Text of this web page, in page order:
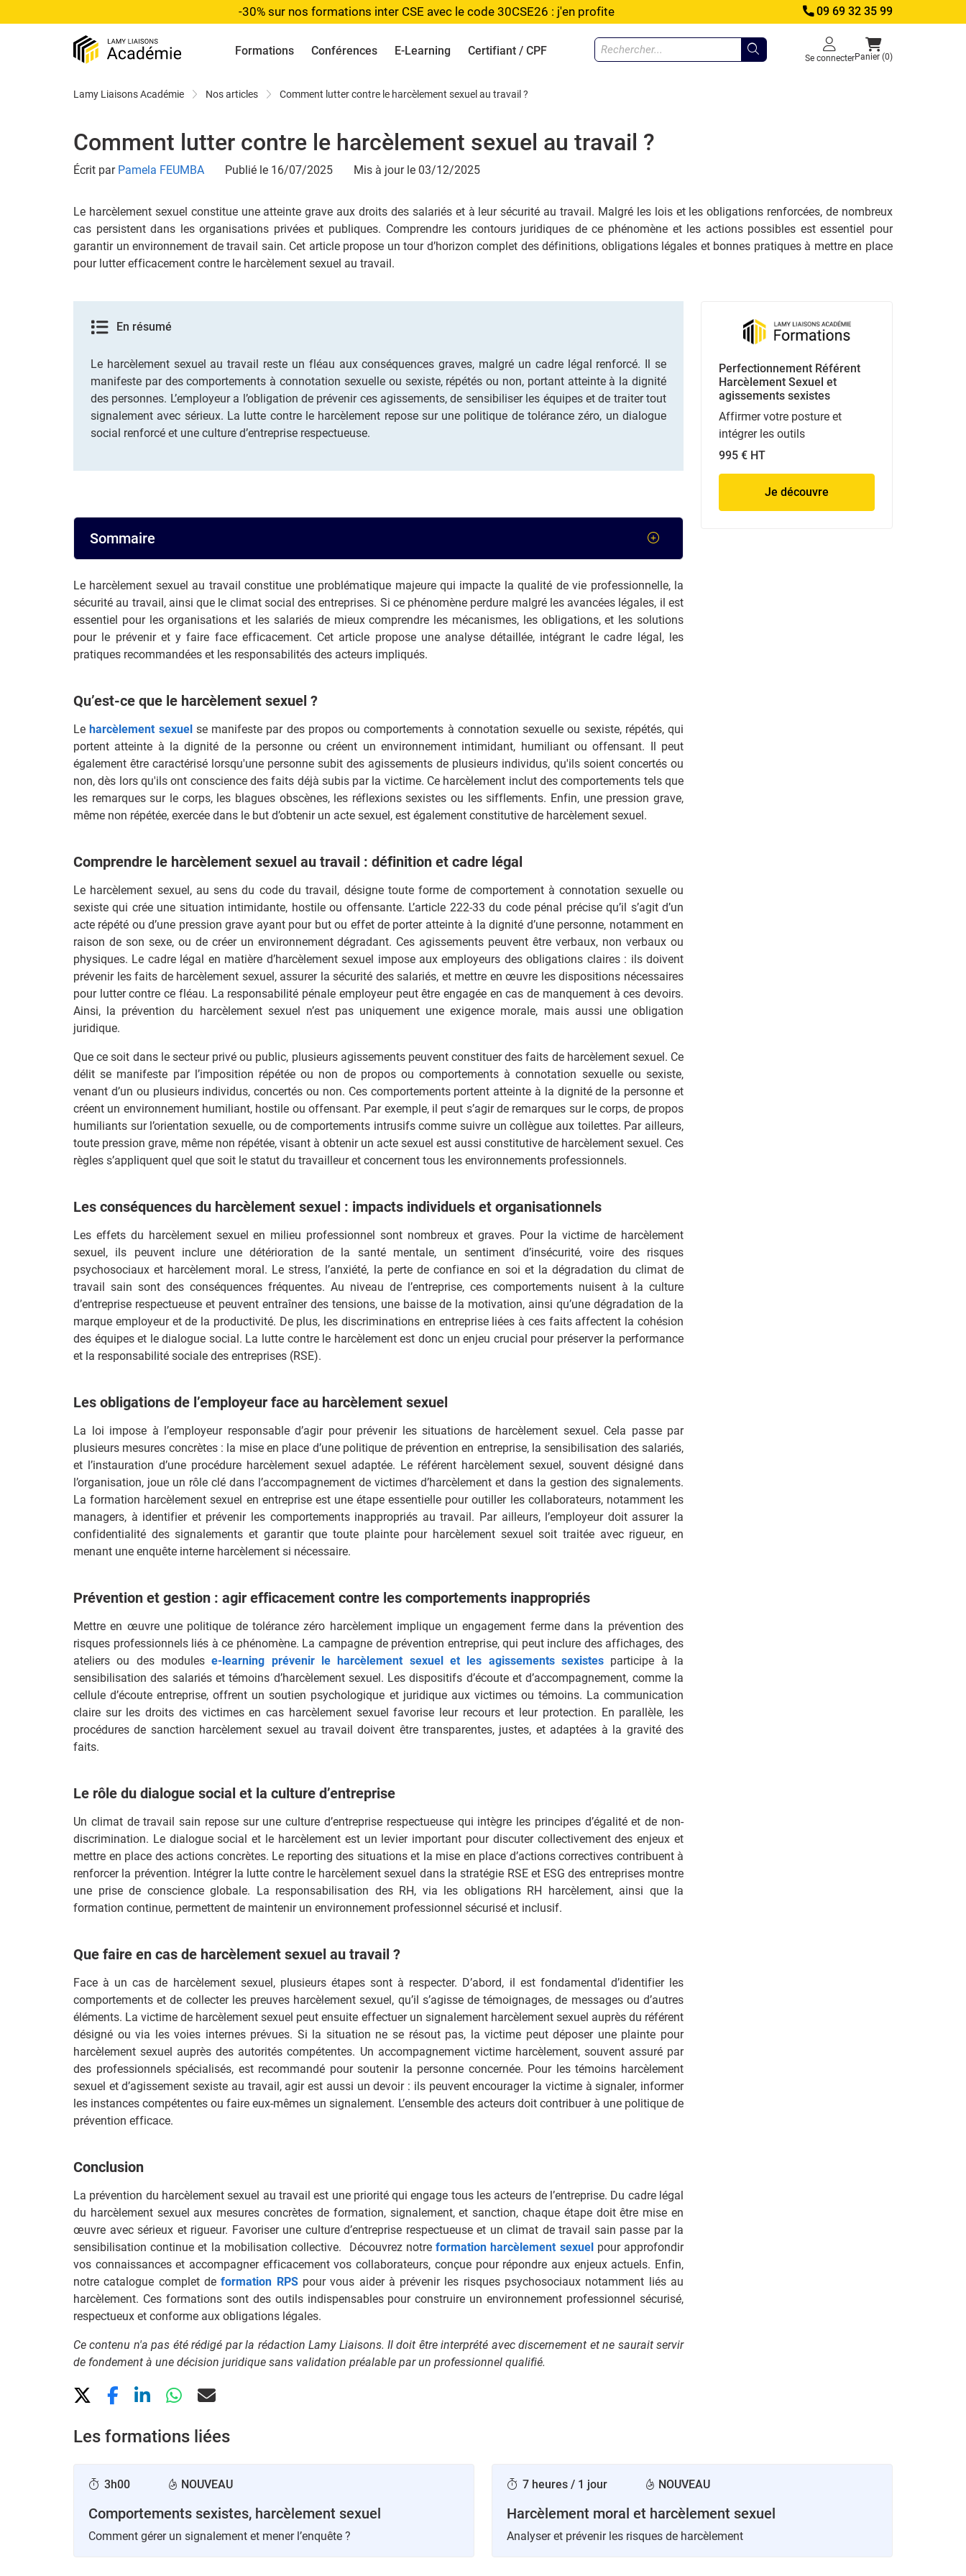
-30% sur nos formations inter CSE avec le code 30CSE26 : j'en profite 09 69 32 35 99
Formations Conférences E-Learning Certifiant / CPF
Se connecterPanier (0)
Lamy Liaisons Académie Nos articles Comment lutter contre le harcèlement sexuel au travail ?
Comment lutter contre le harcèlement sexuel au travail ?
Écrit par Pamela FEUMBA Publié le 16/07/2025 Mis à jour le 03/12/2025
Le harcèlement sexuel constitue une atteinte grave aux droits des salariés et à leur sécurité au travail. Malgré les lois et les obligations renforcées, de nombreux
cas persistent dans les organisations privées et publiques. Comprendre les contours juridiques de ce phénomène et les actions possibles est essentiel pour
garantir un environnement de travail sain. Cet article propose un tour d’horizon complet des définitions, obligations légales et bonnes pratiques à mettre en place
pour lutter efficacement contre le harcèlement sexuel au travail.
En résumé
Le harcèlement sexuel au travail reste un fléau aux conséquences graves, malgré un cadre légal renforcé. Il se
manifeste par des comportements à connotation sexuelle ou sexiste, répétés ou non, portant atteinte à la dignité
des personnes. L’employeur a l’obligation de prévenir ces agissements, de sensibiliser les équipes et de traiter tout
signalement avec sérieux. La lutte contre le harcèlement repose sur une politique de tolérance zéro, un dialogue
social renforcé et une culture d’entreprise respectueuse.
Sommaire
Le harcèlement sexuel au travail constitue une problématique majeure qui impacte la qualité de vie professionnelle, la
sécurité au travail, ainsi que le climat social des entreprises. Si ce phénomène perdure malgré les avancées légales, il est
essentiel pour les organisations et les salariés de mieux comprendre les mécanismes, les obligations, et les solutions
pour le prévenir et y faire face efficacement. Cet article propose une analyse détaillée, intégrant le cadre légal, les
pratiques recommandées et les responsabilités des acteurs impliqués.
Qu’est-ce que le harcèlement sexuel ?
Le harcèlement sexuel se manifeste par des propos ou comportements à connotation sexuelle ou sexiste, répétés, qui
portent atteinte à la dignité de la personne ou créent un environnement intimidant, humiliant ou offensant. Il peut
également être caractérisé lorsqu'une personne subit des agissements de plusieurs individus, qu'ils soient concertés ou
non, dès lors qu'ils ont conscience des faits déjà subis par la victime. Ce harcèlement inclut des comportements tels que
les remarques sur le corps, les blagues obscènes, les réflexions sexistes ou les sifflements. Enfin, une pression grave,
même non répétée, exercée dans le but d’obtenir un acte sexuel, est également constitutive de harcèlement sexuel.
Comprendre le harcèlement sexuel au travail : définition et cadre légal
Le harcèlement sexuel, au sens du code du travail, désigne toute forme de comportement à connotation sexuelle ou
sexiste qui crée une situation intimidante, hostile ou offensante. L’article 222-33 du code pénal précise qu’il s’agit d’un
acte répété ou d’une pression grave ayant pour but ou effet de porter atteinte à la dignité d’une personne, notamment en
raison de son sexe, ou de créer un environnement dégradant. Ces agissements peuvent être verbaux, non verbaux ou
physiques. Le cadre légal en matière d’harcèlement sexuel impose aux employeurs des obligations claires : ils doivent
prévenir les faits de harcèlement sexuel, assurer la sécurité des salariés, et mettre en œuvre les dispositions nécessaires
pour lutter contre ce fléau. La responsabilité pénale employeur peut être engagée en cas de manquement à ces devoirs.
Ainsi, la prévention du harcèlement sexuel n’est pas uniquement une exigence morale, mais aussi une obligation
juridique.
Que ce soit dans le secteur privé ou public, plusieurs agissements peuvent constituer des faits de harcèlement sexuel. Ce
délit se manifeste par l’imposition répétée ou non de propos ou comportements à connotation sexuelle ou sexiste,
venant d’un ou plusieurs individus, concertés ou non. Ces comportements portent atteinte à la dignité de la personne et
créent un environnement humiliant, hostile ou offensant. Par exemple, il peut s’agir de remarques sur le corps, de propos
humiliants sur l’orientation sexuelle, ou de comportements intrusifs comme suivre un collègue aux toilettes. Par ailleurs,
toute pression grave, même non répétée, visant à obtenir un acte sexuel est aussi constitutive de harcèlement sexuel. Ces
règles s’appliquent quel que soit le statut du travailleur et concernent tous les environnements professionnels.
Les conséquences du harcèlement sexuel : impacts individuels et organisationnels
Les effets du harcèlement sexuel en milieu professionnel sont nombreux et graves. Pour la victime de harcèlement
sexuel, ils peuvent inclure une détérioration de la santé mentale, un sentiment d’insécurité, voire des risques
psychosociaux et harcèlement moral. Le stress, l’anxiété, la perte de confiance en soi et la dégradation du climat de
travail sain sont des conséquences fréquentes. Au niveau de l’entreprise, ces comportements nuisent à la culture
d’entreprise respectueuse et peuvent entraîner des tensions, une baisse de la motivation, ainsi qu’une dégradation de la
marque employeur et de la productivité. De plus, les discriminations en entreprise liées à ces faits affectent la cohésion
des équipes et le dialogue social. La lutte contre le harcèlement est donc un enjeu crucial pour préserver la performance
et la responsabilité sociale des entreprises (RSE).
Les obligations de l’employeur face au harcèlement sexuel
La loi impose à l’employeur responsable d’agir pour prévenir les situations de harcèlement sexuel. Cela passe par
plusieurs mesures concrètes : la mise en place d’une politique de prévention en entreprise, la sensibilisation des salariés,
et l’instauration d’une procédure harcèlement sexuel adaptée. Le référent harcèlement sexuel, souvent désigné dans
l’organisation, joue un rôle clé dans l’accompagnement de victimes d’harcèlement et dans la gestion des signalements.
La formation harcèlement sexuel en entreprise est une étape essentielle pour outiller les collaborateurs, notamment les
managers, à identifier et prévenir les comportements inappropriés au travail. Par ailleurs, l’employeur doit assurer la
confidentialité des signalements et garantir que toute plainte pour harcèlement sexuel soit traitée avec rigueur, en
menant une enquête interne harcèlement si nécessaire.
Prévention et gestion : agir efficacement contre les comportements inappropriés
Mettre en œuvre une politique de tolérance zéro harcèlement implique un engagement ferme dans la prévention des
risques professionnels liés à ce phénomène. La campagne de prévention entreprise, qui peut inclure des affichages, des
ateliers ou des modulese-learning prévenir le harcèlement sexuel et les agissements sexistes participe à la
sensibilisation des salariés et témoins d’harcèlement sexuel. Les dispositifs d’écoute et d’accompagnement, comme la
cellule d’écoute entreprise, offrent un soutien psychologique et juridique aux victimes ou témoins. La communication
claire sur les droits des victimes en cas harcèlement sexuel favorise leur recours et leur protection. En parallèle, les
procédures de sanction harcèlement sexuel au travail doivent être transparentes, justes, et adaptées à la gravité des
faits.
Le rôle du dialogue social et la culture d’entreprise
Un climat de travail sain repose sur une culture d’entreprise respectueuse qui intègre les principes d’égalité et de non-
discrimination. Le dialogue social et le harcèlement est un levier important pour discuter collectivement des enjeux et
mettre en place des actions concrètes. Le reporting des situations et la mise en place d’actions correctives contribuent à
renforcer la prévention. Intégrer la lutte contre le harcèlement sexuel dans la stratégie RSE et ESG des entreprises montre
une prise de conscience globale. La responsabilisation des RH, via les obligations RH harcèlement, ainsi que la
formation continue, permettent de maintenir un environnement professionnel sécurisé et inclusif.
Que faire en cas de harcèlement sexuel au travail ?
Face à un cas de harcèlement sexuel, plusieurs étapes sont à respecter. D’abord, il est fondamental d’identifier les
comportements et de collecter les preuves harcèlement sexuel, qu’il s’agisse de témoignages, de messages ou d’autres
éléments. La victime de harcèlement sexuel peut ensuite effectuer un signalement harcèlement sexuel auprès du référent
désigné ou via les voies internes prévues. Si la situation ne se résout pas, la victime peut déposer une plainte pour
harcèlement sexuel auprès des autorités compétentes. Un accompagnement victime harcèlement, souvent assuré par
des professionnels spécialisés, est recommandé pour soutenir la personne concernée. Pour les témoins harcèlement
sexuel et d’agissement sexiste au travail, agir est aussi un devoir : ils peuvent encourager la victime à signaler, informer
les instances compétentes ou faire eux-mêmes un signalement. L’ensemble des acteurs doit contribuer à une politique de
prévention efficace.
Conclusion
La prévention du harcèlement sexuel au travail est une priorité qui engage tous les acteurs de l’entreprise. Du cadre légal
du harcèlement sexuel aux mesures concrètes de formation, signalement, et sanction, chaque étape doit être mise en
œuvre avec sérieux et rigueur. Favoriser une culture d’entreprise respectueuse et un climat de travail sain passe par la
sensibilisation continue et la mobilisation collective. Découvrez notreformation harcèlement sexuel pour approfondir
vos connaissances et accompagner efficacement vos collaborateurs, conçue pour répondre aux enjeux actuels. Enfin,
notre catalogue complet deformation RPSpour vous aider à prévenir les risques psychosociaux notamment liés au
harcèlement. Ces formations sont des outils indispensables pour construire un environnement professionnel sécurisé,
respectueux et conforme aux obligations légales.
Ce contenu n'a pas été rédigé par la rédaction Lamy Liaisons. Il doit être interprété avec discernement et ne saurait servir
de fondement à une décision juridique sans validation préalable par un professionnel qualifié.
Perfectionnement Référent
Harcèlement Sexuel et
agissements sexistes
Affirmer votre posture et
intégrer les outils
995 € HT
Je découvre
Les formations liées
3h00 NOUVEAU
Comportements sexistes, harcèlement sexuel
Comment gérer un signalement et mener l’enquête ?
7 heures / 1 jour NOUVEAU
Harcèlement moral et harcèlement sexuel
Analyser et prévenir les risques de harcèlement